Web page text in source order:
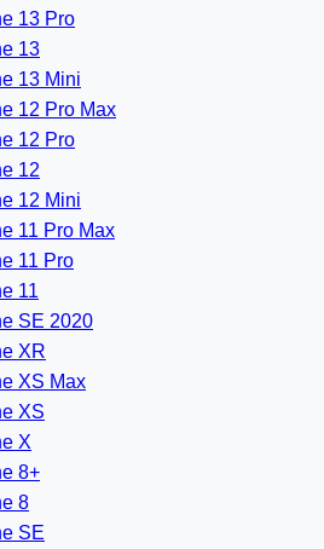
13 Pro
13
13 Mini
12 Pro Max
12 Pro
12
12 Mini
11 Pro Max
11 Pro
11
SE 2020
XR
XS Max
XS
X
8+
8
SE